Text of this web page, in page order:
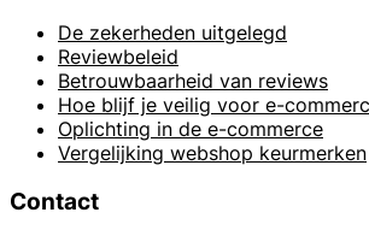
De zekerheden uitgelegd
Reviewbeleid
Betrouwbaarheid van reviews
Hoe blijf je veilig voor e-
Oplichting in de e-commerce
Vergelijking webshop keurmerken
Contact